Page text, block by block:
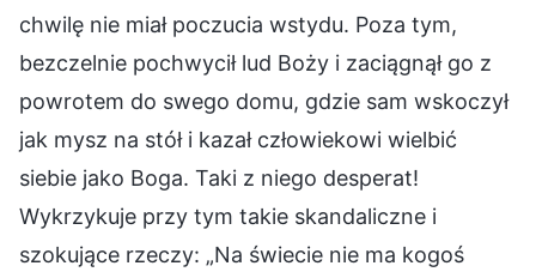
chwilę nie miał poczucia wstydu. Poza tym,
bezczelnie pochwycił lud Boży i zaciągnął go z
powrotem do swego domu, gdzie sam wskoczył
jak mysz na stół i kazał człowiekowi wielbić
siebie jako Boga. Taki z niego desperat!
Wykrzykuje przy tym takie skandaliczne i
szokujące rzeczy: „Na świecie nie ma kogoś